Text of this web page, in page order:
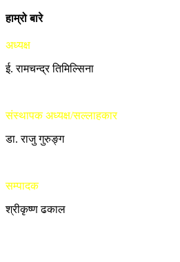
हाम्रो बारे
अध्यक्ष
ई. रामचन्द्र तिमिल्सिना
संस्थापक अध्यक्ष/सल्लाहकार
डा. राजु गुरुङ्ग
सम्पादक
श्रीकृष्ण ढकाल